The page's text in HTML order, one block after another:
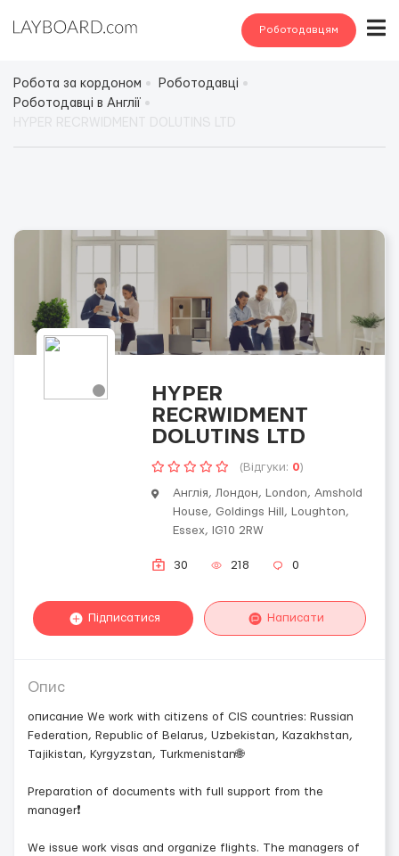
Роботодавцям
Робота за кордоном
Роботодавці
Роботодавці в Англії
HYPER
RECRWIDMENT
DOLUTINS LTD
(Відгуки: 0)
Англія, Лондон, London, Amshold
House, Goldings Hill, Loughton,
Essex, IG10 2RW
30 218 0
Підписатися Написати
Опис
описание We work with citizens of CIS countries: Russian
Federation, Republic of Belarus, Uzbekistan, Kazakhstan,
Tajikistan, Kyrgyzstan, Turkmenistan🌐
Preparation of documents with full support from the
manager❗️
We issue work visas and organize flights. The managers of